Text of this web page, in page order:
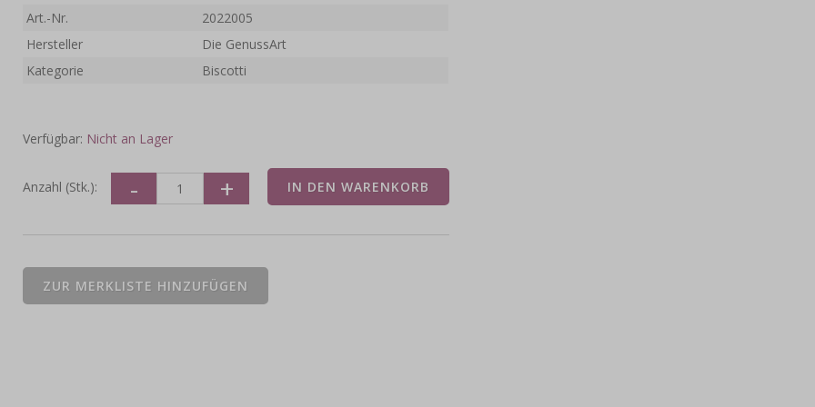
Art.-Nr.
2022005
Hersteller
Die GenussArt
Kategorie
Biscotti
Verfügbar: Nicht an Lager
Anzahl (Stk.):